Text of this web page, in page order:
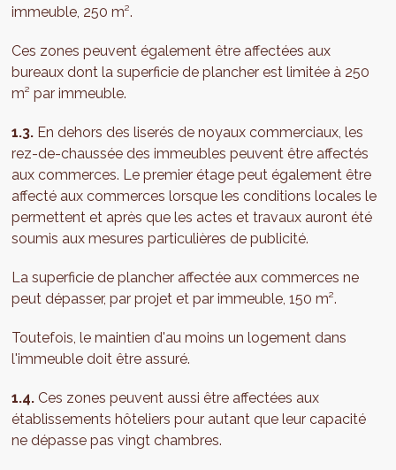
immeuble, 250 m².
Ces zones peuvent également être affectées aux
bureaux dont la superficie de plancher est limitée à 250
m² par immeuble.
1.3. En dehors des liserés de noyaux commerciaux, les
rez-de-chaussée des immeubles peuvent être affectés
aux commerces. Le premier étage peut également être
affecté aux commerces lorsque les conditions locales le
permettent et après que les actes et travaux auront été
soumis aux mesures particulières de publicité.
La superficie de plancher affectée aux commerces ne
peut dépasser, par projet et par immeuble, 150 m².
Toutefois, le maintien d'au moins un logement dans
l'immeuble doit être assuré.
1.4.Ces zones peuvent aussi être affectées aux
établissements hôteliers pour autant que leur capacité
ne dépasse pas vingt chambres.